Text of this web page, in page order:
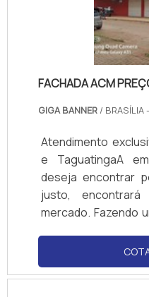
FACHADA ACM
GIGA BANNER / BRASÍLIA
Atendimento
e TaguatingaA
deseja encontrar
justo,
mercado. Fazendo
organização mais
importante
sempre ser